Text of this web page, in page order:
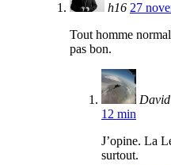
h16 27
Tout homme
pas bon.
12 min
J’opine. La
surtout.